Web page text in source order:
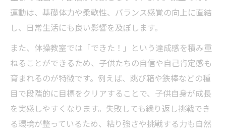
運動は、基礎体力や柔軟性、バランス感覚の向上に直結
し、日常生活にも良い影響を及ぼします。
また、体操教室では「できた！」という達成感を積み重
ねることができるため、子供たちの自信や自己肯定感も
育まれるのが特徴です。例えば、跳び箱や鉄棒などの種
目で段階的に目標をクリアすることで、子供自身が成長
を実感しやすくなります。失敗しても繰り返し挑戦でき
る環境が整っているため、粘り強さや挑戦する力も自然